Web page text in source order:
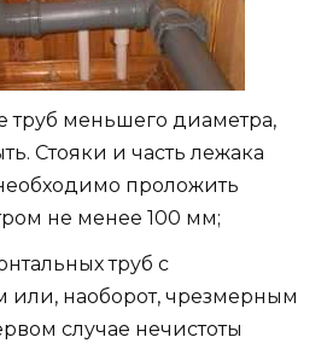
труб меньшего диаметра,
Стояки и часть лежака
проложить
не менее 100 мм;
труб с
или, наоборот, чрезмерным
случае нечистоты